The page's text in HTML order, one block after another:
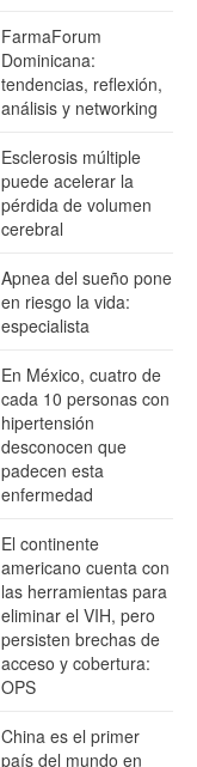
FarmaForum
Dominicana:
tendencias, reflexión,
análisis y networking
Esclerosis múltiple
puede acelerar la
pérdida de volumen
cerebral
Apnea del sueño pone
en riesgo la vida:
especialista
En México, cuatro de
cada 10 personas con
hipertensión
desconocen que
padecen esta
enfermedad
El continente
americano cuenta con
las herramientas para
eliminar el VIH, pero
persisten brechas de
acceso y cobertura:
OPS
China es el primer
país del mundo en